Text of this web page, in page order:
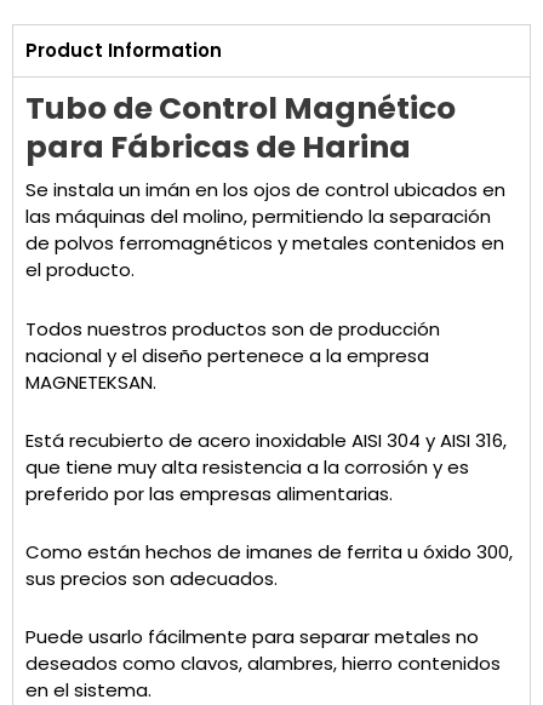
Product Information
Tubo de Control Magnético
para Fábricas de Harina
Se instala un imán en los ojos de control ubicados en
las máquinas del molino, permitiendo la separación
de polvos ferromagnéticos y metales contenidos en
el producto.
Todos nuestros productos son de producción
nacional y el diseño pertenece a la empresa
MAGNETEKSAN.
Está recubierto de acero inoxidable AISI 304 y AISI 316,
que tiene muy alta resistencia a la corrosión y es
preferido por las empresas alimentarias.
Como están hechos de imanes de ferrita u óxido 300,
sus precios son adecuados.
Puede usarlo fácilmente para separar metales no
deseados como clavos, alambres, hierro contenidos
en el sistema.